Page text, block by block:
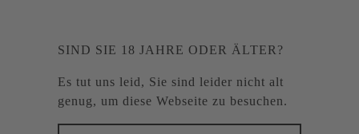
SIND SIE 18 JAHRE ODER ÄLTER?
Es tut uns leid, Sie sind leider nicht alt
genug, um diese Webseite zu besuchen.